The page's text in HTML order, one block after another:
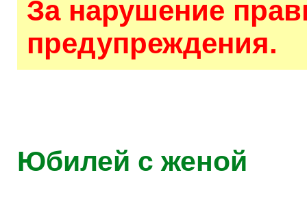
За нарушение
предупреждения.
Юбилей с женой